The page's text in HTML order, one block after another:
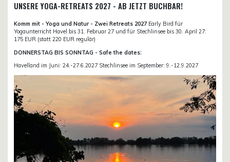
UNSERE YOGA-RETREATS 2027 - AB JETZT BUCHBAR!
Komm mit - Yoga und Natur - Zwei Retreats 2027 Early Bird für
Yogaunterricht Havel bis 31. Februar 27 und für Stechlinsee bis 30. April 27:
175 EUR (statt 220 EUR regulär)
DONNERSTAG BIS SONNTAG - Safe the dates:
Havelland im Juni: 24.-27.6.2027 Stechlinsee im September: 9.-12.9.2027